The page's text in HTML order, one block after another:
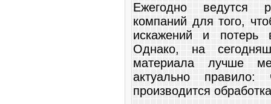
Ежегодно ведутся
компаний для того,
искажений и потерь
Однако, на
материала лучше
актуально
производится